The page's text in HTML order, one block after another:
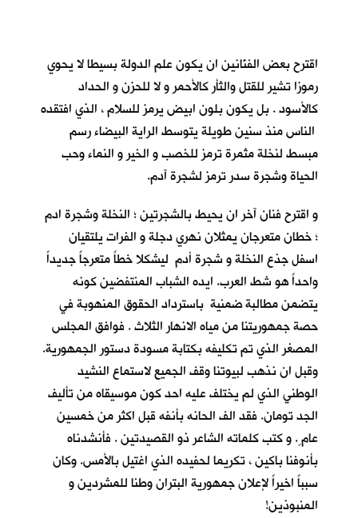
اقترح بعض الفنّانين ان يكون علم الدولة بسيطا لا يحوي
رموزا تشير للقتل والثأر كالأحمر و لا للحزن و الحداد
كالأسود . بل يكون بلون ابيض يرمز للسلام ، الذي افتقده
الناس منذ سنين طويلة يتوسط الراية البيضاء رسم
مبسط لنخلة مثمرة ترمز للخصب و الخير و النماء وحب
الحياة وشجرة سدر ترمز لشجرة آدم.
و اقترح فنان آخر ان يحيط بالشجرتين ؛ النخلة وشجرة ادم
؛ خطان متعرجان يمثلان نهري دجلة و الفرات يلتقيان
اسفل جذع النخلة و شجرة أدم ليشكلا خطاً متعرجاً جديداً
واحداً هو شط العرب. ايده الشباب المنتفضين كونه
يتضمن مطالبة ضمنية باسترداد الحقوق المنهوبة في
حصة جمهوريتنا من مياه الانهار الثلاث . فوافق المجلس
المصغر الذي تم تكليفه بكتابة مسودة دستور الجمهورية.
وقبل ان نذهب لبيوتنا وقف الجميع لاستماع النشيد
الوطني الذي لم يختلف عليه احد كون موسيقاه من تأليف
الجد تومان. فقد الف الحانه بأنفه قبل اكثر من خمسين
عام ٍ. و كتب كلماته الشاعر ذو القصيدتين . فأنشدناه
بأنوفنا باكين ، تكريما لحفيده الذي اغتيل بالأمس. وكان
سبباً اخيراً لإعلان جمهورية البتران وطنا للمشردين و
المنبوذين!